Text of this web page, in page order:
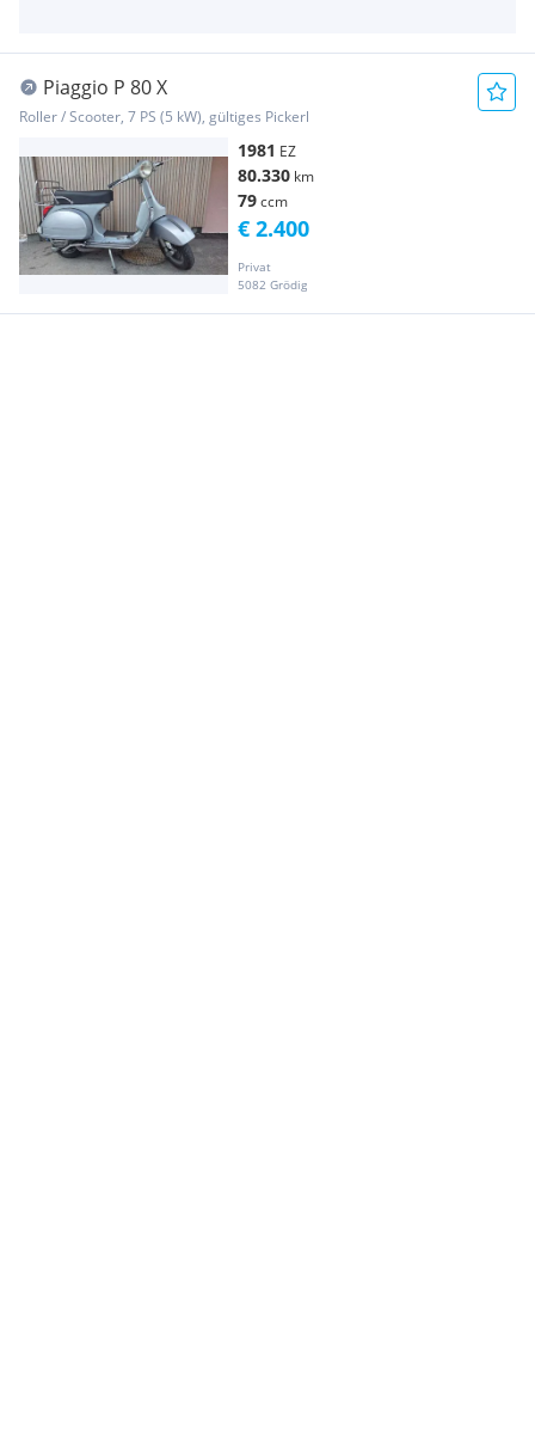
Piaggio P 80 X
Roller / Scooter, 7 PS (5 kW), gültiges Pickerl
1981 EZ
80.330 km
79ccm
Privat
5082 Grödig
€ 2.400